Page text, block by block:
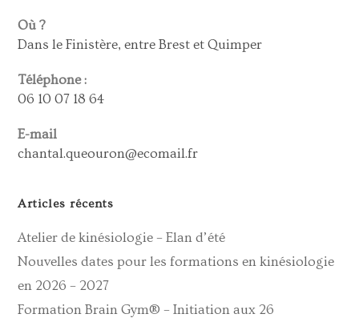
Où ?
Dans le Finistère, entre Brest et Quimper
Téléphone :
06 10 07 18 64
E-mail
chantal.queouron@ecomail.fr
Articles récents
Atelier de kinésiologie – Elan d’été
Nouvelles dates pour les formations en kinésiologie
en 2026 – 2027
Formation Brain Gym® – Initiation aux 26